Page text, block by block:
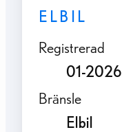
ELBIL
Registrerad
01-2026
Bränsle
Elbil